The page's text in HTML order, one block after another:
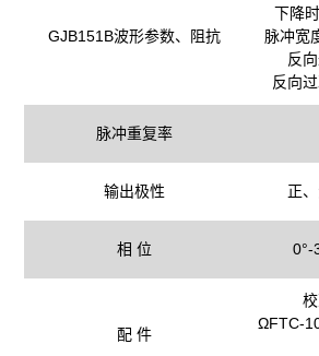
GJB151B波形参数、阻抗
下降
脉冲宽
反
反向
脉冲重复率
输出极性 正
相 位 0°-
配 件
ΩFTC-